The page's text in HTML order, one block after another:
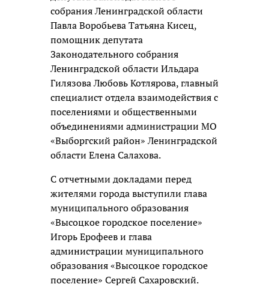
собрания Ленинградской области
Павла Воробьева Татьяна Кисец,
помощник депутата
Законодательного собрания
Ленинградской области Ильдара
Гилязова Любовь Котлярова, главный
специалист отдела взаимодействия с
поселениями и общественными
объединениями администрации МО
«Выборгский район» Ленинградской
области Елена Салахова.
С отчетными докладами перед
жителями города выступили глава
муниципального образования
«Высоцкое городское поселение»
Игорь Ерофеев и глава
администрации муниципального
образования «Высоцкое городское
поселение» Сергей Сахаровский.